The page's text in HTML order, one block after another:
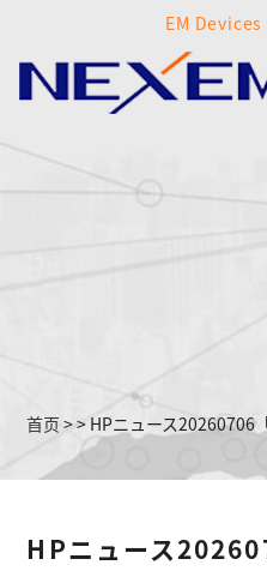
EM
首页 >> HPニュース20260706
HPニュース